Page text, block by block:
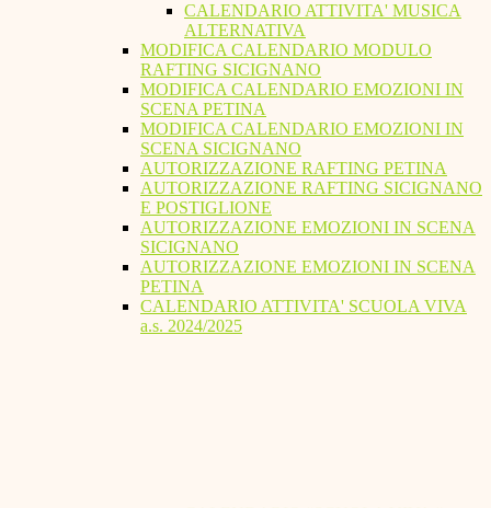
CALENDARIO ATTIVITA' MUSICA
ALTERNATIVA
MODIFICA CALENDARIO MODULO
RAFTING SICIGNANO
MODIFICA CALENDARIO EMOZIONI IN
SCENA PETINA
MODIFICA CALENDARIO EMOZIONI IN
SCENA SICIGNANO
AUTORIZZAZIONE RAFTING PETINA
AUTORIZZAZIONE RAFTING SICIGNANO
E POSTIGLIONE
AUTORIZZAZIONE EMOZIONI IN SCENA
SICIGNANO
AUTORIZZAZIONE EMOZIONI IN SCENA
PETINA
CALENDARIO ATTIVITA' SCUOLA VIVA
a.s. 2024/2025